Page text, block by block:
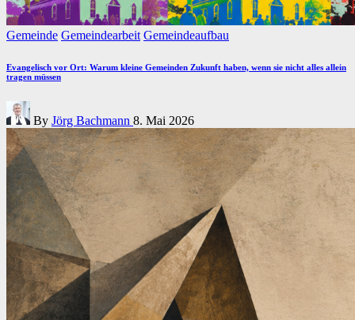
Posted
Gemeinde Gemeindearbeit Gemeindeaufbau
Evangelisch vor Ort: Warum kleine Gemeinden Zukunft haben, wenn sie nicht alles allein
tragen müssen
Posted
by
By Jörg Bachmann 8. Mai 2026